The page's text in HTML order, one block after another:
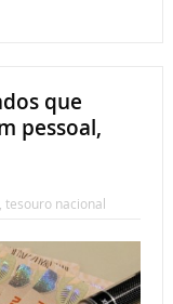
que
pessoal,
tesouro nacional